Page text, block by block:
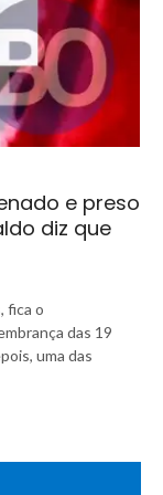
e preso
diz que
fica o
das 19
uma das